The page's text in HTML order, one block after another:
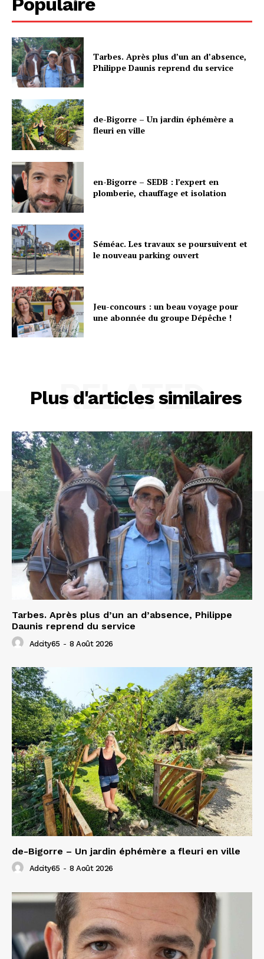
Tarbes. Après plus d’un an d’absence,
Philippe Daunis reprend du service
de-Bigorre – Un jardin éphémère a
fleuri en ville
en-Bigorre – SEDB : l’expert en
plomberie, chauffage et isolation
Séméac. Les travaux se poursuivent et
le nouveau parking ouvert
Jeu-concours : un beau voyage pour
une abonnée du groupe Dépêche !
Plus d'articles similaires
RELATED
Tarbes. Après plus d’un an d’absence, Philippe
Daunis reprend du service
Adcity65 - 8 Août 2026
de-Bigorre – Un jardin éphémère a fleuri en ville
Adcity65 - 8 Août 2026